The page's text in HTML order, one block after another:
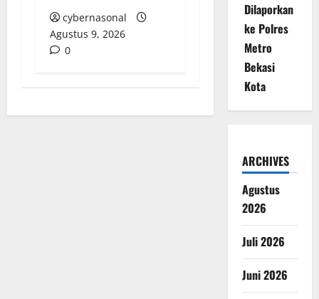
cybernasonal
Agustus 9, 2026
0
Dilaporkan
ke Polres
Metro
Bekasi
Kota
ARCHIVES
Agustus
2026
Juli 2026
Juni 2026